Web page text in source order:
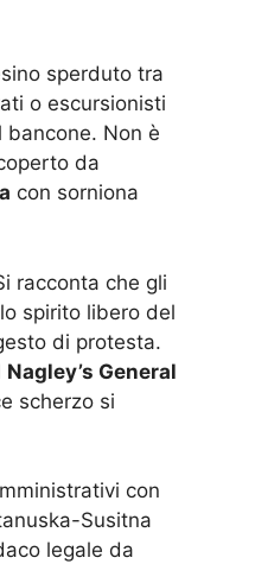
sperduto tra
o escursionisti
Non è
da
con sorniona
racconta che gli
spirito libero del
di protesta.
Nagley’s General
scherzo si
con
Susitna
legale da